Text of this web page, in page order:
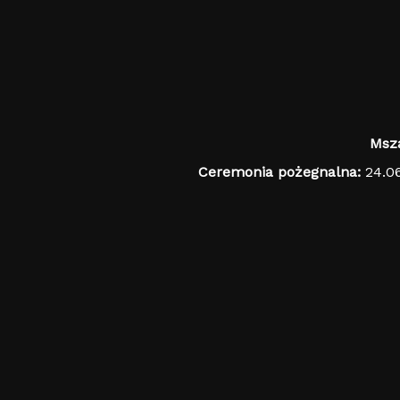
Ceremonia pożegnalna: